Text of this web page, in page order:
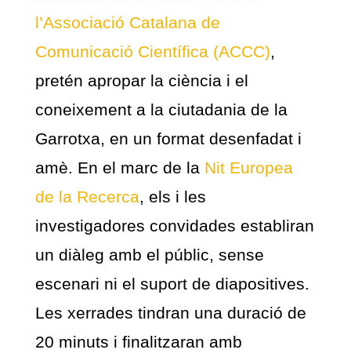
l’Associació Catalana de
Comunicació Científica (ACCC),
pretén apropar la ciència i el
coneixement a la ciutadania de la
Garrotxa, en un format desenfadat i
amè. En el marc de la Nit Europea
de la Recerca, els i les
investigadores convidades establiran
un diàleg amb el públic, sense
escenari ni el suport de diapositives.
Les xerrades tindran una duració de
20 minuts i finalitzaran amb